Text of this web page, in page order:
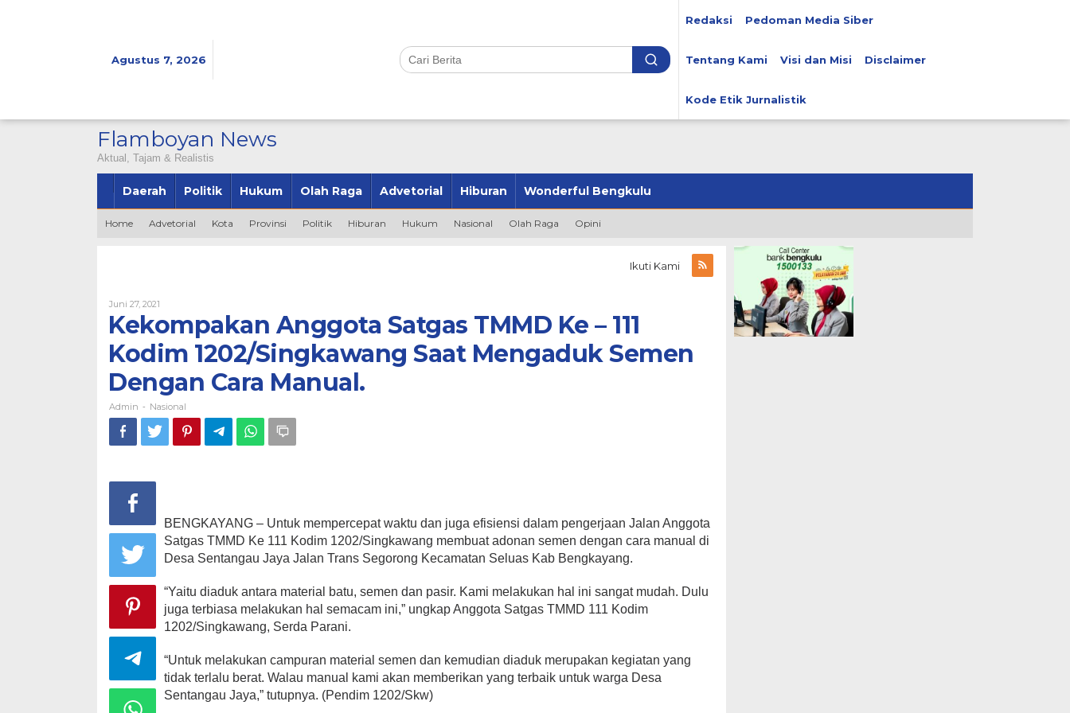
Agustus 7, 2026
Redaksi Pedoman Media Siber
Tentang Kami Visi dan Misi Disclaimer
Kode Etik Jurnalistik
Flamboyan News
Aktual, Tajam & Realistis
Daerah Politik Hukum Olah Raga Advetorial Hiburan Wonderful Bengkulu
Home Advetorial Kota Provinsi Politik Hiburan Hukum Nasional Olah Raga Opini
Ikuti Kami
Juni 27, 2021
Kekompakan Anggota Satgas TMMD Ke – 111
Kodim 1202/Singkawang Saat Mengaduk Semen
Dengan Cara Manual.
Admin - Nasional
BENGKAYANG – Untuk mempercepat waktu dan juga efisiensi dalam pengerjaan Jalan Anggota
Satgas TMMD Ke 111 Kodim 1202/Singkawang membuat adonan semen dengan cara manual di
Desa Sentangau Jaya Jalan Trans Segorong Kecamatan Seluas Kab Bengkayang.
“Yaitu diaduk antara material batu, semen dan pasir. Kami melakukan hal ini sangat mudah. Dulu
juga terbiasa melakukan hal semacam ini,” ungkap Anggota Satgas TMMD 111 Kodim
1202/Singkawang, Serda Parani.
“Untuk melakukan campuran material semen dan kemudian diaduk merupakan kegiatan yang
tidak terlalu berat. Walau manual kami akan memberikan yang terbaik untuk warga Desa
Sentangau Jaya,” tutupnya. (Pendim 1202/Skw)